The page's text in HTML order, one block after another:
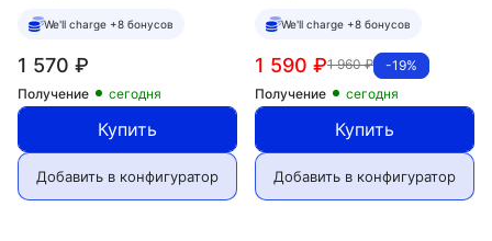
We'll charge +8 бонусов
1 570 ₽
Получение сегодня
Купить
Добавить в конфигуратор
We'll charge +8 бонусов
-19%
1 960₽
1 590 ₽
Получение сегодня
Купить
Добавить в конфигуратор